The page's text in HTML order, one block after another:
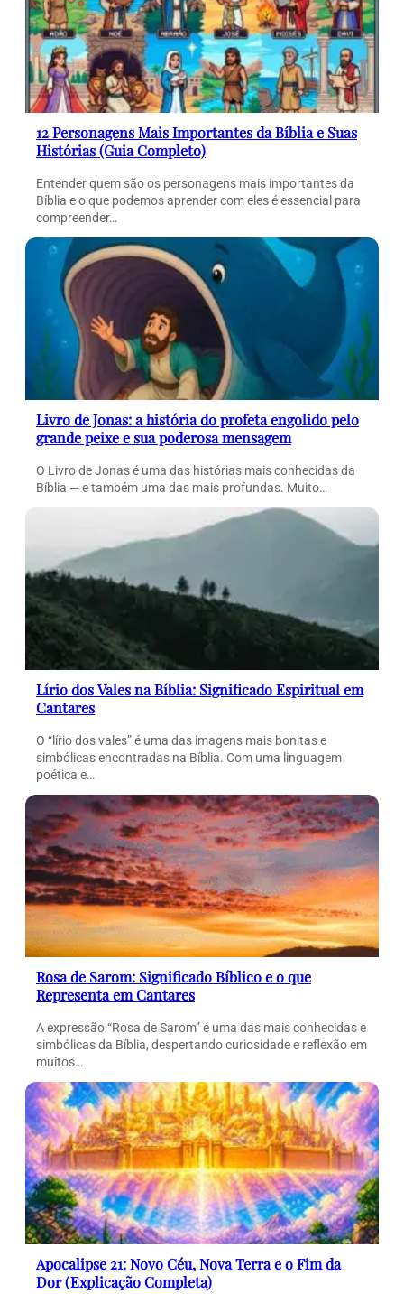
12 Personagens Mais Importantes da Bíblia e Suas
Histórias (Guia Completo)
Entender quem são os personagens mais importantes da
Bíblia e o que podemos aprender com eles é essencial para
compreender…
Livro de Jonas: a história do profeta engolido pelo
grande peixe e sua poderosa mensagem
O Livro de Jonas é uma das histórias mais conhecidas da
Bíblia — e também uma das mais profundas. Muito…
Lírio dos Vales na Bíblia: Significado Espiritual em
Cantares
O “lírio dos vales” é uma das imagens mais bonitas e
simbólicas encontradas na Bíblia. Com uma linguagem
poética e…
Rosa de Sarom: Significado Bíblico e o que
Representa em Cantares
A expressão “Rosa de Sarom” é uma das mais conhecidas e
simbólicas da Bíblia, despertando curiosidade e reflexão em
muitos…
Apocalipse 21: Novo Céu, Nova Terra e o Fim da
Dor (Explicação Completa)